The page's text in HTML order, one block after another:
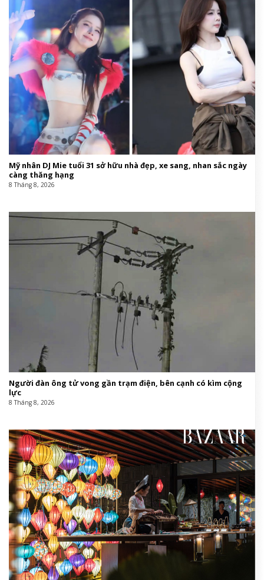
Mỹ nhân DJ Mie tuổi 31 sở hữu nhà đẹp, xe sang, nhan sắc ngày
càng thăng hạng
8 Tháng 8, 2026
Người đàn ông tử vong gần trạm điện, bên cạnh có kìm cộng
lực
8 Tháng 8, 2026